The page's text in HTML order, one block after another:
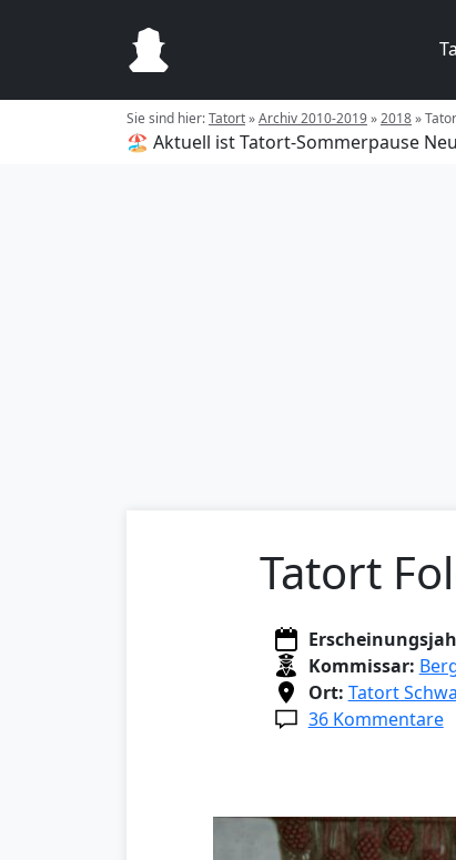
Sie sind hier:Tatort»Archiv 2010-2019»2018»
🏖️ Aktuell ist Tatort-Sommerpause
Tatort
Kommissar:
Ort: Tatort
36 Kommentare